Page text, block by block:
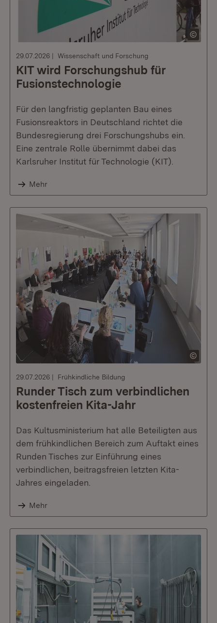
29.07.2026 Wissenschaft und Forschung
KIT wird Forschungshub für
Fusionstechnologie
Für den langfristig geplanten Bau eines
Fusionsreaktors in Deutschland richtet die
Bundesregierung drei Forschungshubs ein.
Eine zentrale Rolle übernimmt dabei das
Karlsruher Institut für Technologie (KIT).
Mehr
29.07.2026 Frühkindliche Bildung
Runder Tisch zum verbindlichen
kostenfreien Kita-Jahr
Das Kultusministerium hat alle Beteiligten aus
dem frühkindlichen Bereich zum Auftakt eines
Runden Tisches zur Einführung eines
verbindlichen, beitragsfreien letzten Kita-
Jahres eingeladen.
Mehr